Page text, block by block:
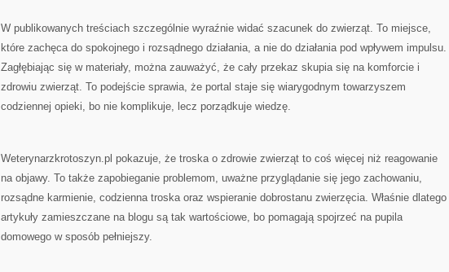
W publikowanych treściach szczególnie wyraźnie widać szacunek do zwierząt. To miejsce,
które zachęca do spokojnego i rozsądnego działania, a nie do działania pod wpływem impulsu.
Zagłębiając się w materiały, można zauważyć, że cały przekaz skupia się na komforcie i
zdrowiu zwierząt. To podejście sprawia, że portal staje się wiarygodnym towarzyszem
codziennej opieki, bo nie komplikuje, lecz porządkuje wiedzę.
Weterynarzkrotoszyn.pl pokazuje, że troska o zdrowie zwierząt to coś więcej niż reagowanie
na objawy. To także zapobieganie problemom, uważne przyglądanie się jego zachowaniu,
rozsądne karmienie, codzienna troska oraz wspieranie dobrostanu zwierzęcia. Właśnie dlatego
artykuły zamieszczane na blogu są tak wartościowe, bo pomagają spojrzeć na pupila
domowego w sposób pełniejszy.